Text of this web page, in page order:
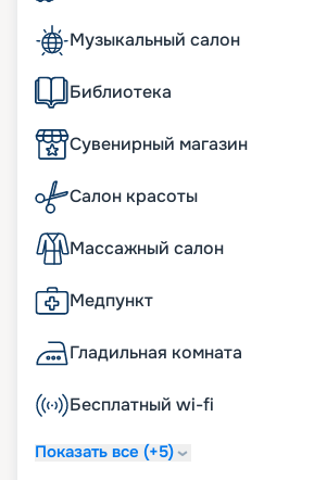
Музыкальный салон
Библиотека
Сувенирный магазин
Салон красоты
Массажный салон
Медпункт
Гладильная комната
Бесплатный wi-fi
Показать все (+5)